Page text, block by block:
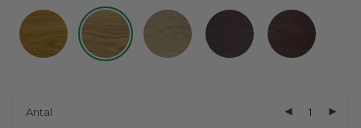
Antal